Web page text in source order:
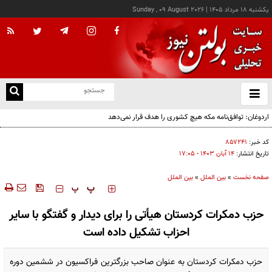
يکشنبه ۱۸ مرداد ۱۴۰۵ |
Sunday , 09 August 2026
باز
و
اردوغان: توافق‌نامه مکه هیچ کشوری را هدف قرار نمی‌دهد
کد خبر: ۸۵۷۲۴۱
تاریخ انتشار: ۱۴ آبان ۱۴۰۳ - ۱۷:۰۵
صفحه نخست »بین الملل »بین الملل
‍‍‍ پ پ
حزب دمکرات کردستان هیأتی را برای دیدار و گفتگو با سایر
احزاب تشکیل داده است
حزب دمکرات کردستان به عنوان صاحب بزرگترین فراکسیون در ششمین دوره